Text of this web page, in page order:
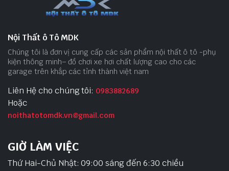
Nội Thất ô Tô MDK
Chúng tôi là đơn vị cung cấp các sản phẩm nội thất ô tô -phụ
kiện thông minh– đồ chơi xe hơi chất lượng cao cho các
garage trên khắp các tỉnh thành việt nam
Liên Hệ cho chúng tôi: 0983882689
Hoặc
noithatotomdk.vn@gmail.com
GIỜ LÀM VIỆC
Thứ Hai-Chủ Nhật: 09:00 sáng đến 6:30 chiều